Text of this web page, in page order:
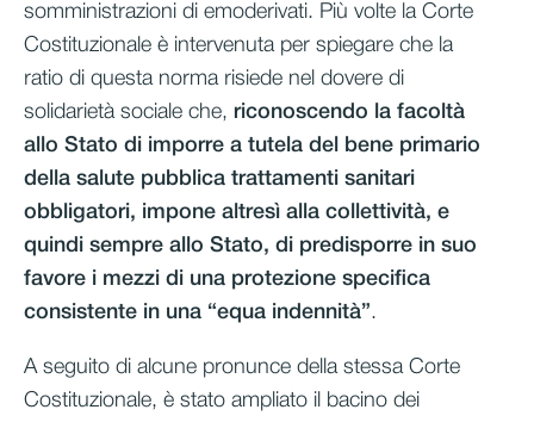
somministrazioni di emoderivati. Più volte la Corte
Costituzionale è intervenuta per spiegare che la
ratio di questa norma risiede nel dovere di
solidarietà sociale che, riconoscendo la facoltà
allo Stato di imporre a tutela del bene primario
della salute pubblica trattamenti sanitari
obbligatori, impone altresì alla collettività, e
quindi sempre allo Stato, di predisporre in suo
favore i mezzi di una protezione specifica
consistente in una “equa indennità”.
A seguito di alcune pronunce della stessa Corte
Costituzionale, è stato ampliato il bacino dei